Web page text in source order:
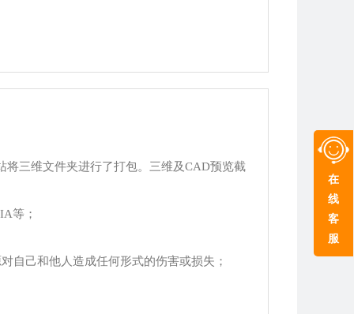
三维文件夹进行了打包。三维及CAD预览截
等；
自己和他人造成任何形式的伤害或损失；
在
线
客
服